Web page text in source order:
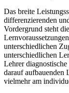
Das breite
differenzierenden
Vordergrund steht
unterschiedlichen
unterschiedlichen
Lehrer
darauf aufbauenden
vielmehr am